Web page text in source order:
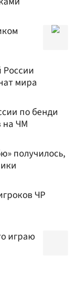
России
мира
по бенди
на ЧМ
получилось,
ЧР
играю